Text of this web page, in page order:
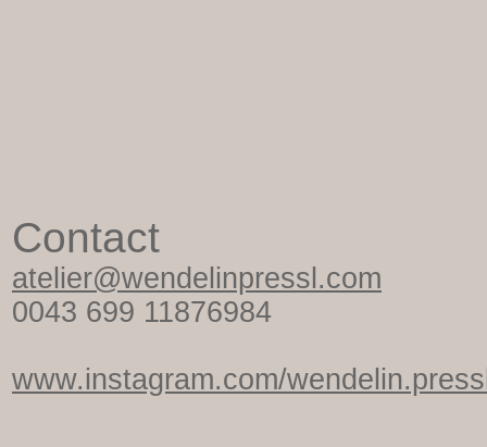
Contact
atelier@wendelinpressl.com
0043 699 11876984
www.instagram.com/